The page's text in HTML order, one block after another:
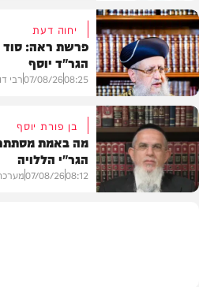
חדשות
וידאו
יחוה דעת
פרשת ראה: סוד
הגר"ד יוסף
08:25
07/08/26רבי
בן פורת יוסף
מה באמת מסתתר
הגר"י הללויה
08:12
07/08/26